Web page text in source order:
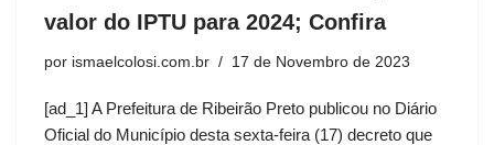
valor do IPTU para 2024; Confira
por ismaelcolosi.com.br 17 de Novembro de 2023
[ad_1] A Prefeitura de Ribeirão Preto publicou no Diário
Oficial do Município desta sexta-feira (17) decreto que